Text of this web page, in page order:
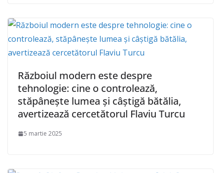
Războiul modern este despre
tehnologie: cine o controlează,
stăpânește lumea și câștigă bătălia,
avertizează cercetătorul Flaviu Turcu
5 martie 2025